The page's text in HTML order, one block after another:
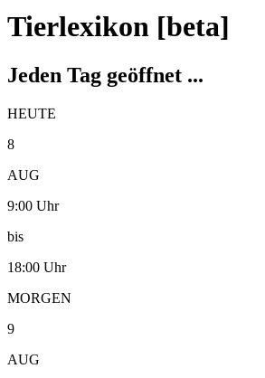
Tierlexikon [beta]
Jeden Tag geöffnet ...
HEUTE
8
AUG
9:00 Uhr
bis
18:00 Uhr
MORGEN
9
AUG